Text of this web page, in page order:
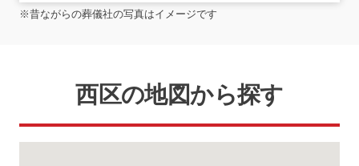
※昔ながらの葬儀社の写真はイメージです
西区の地図から探す